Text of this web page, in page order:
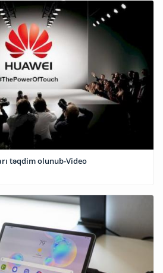
Yeni Huawei smartfonları təqdim olunub-Video